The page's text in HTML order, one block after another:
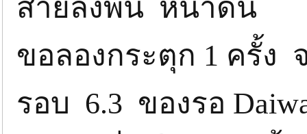
สายลงพื้น หน้าดิน
ขอลองกระตุก 1 ครั้ง
รอบ 6.3 ของรอ